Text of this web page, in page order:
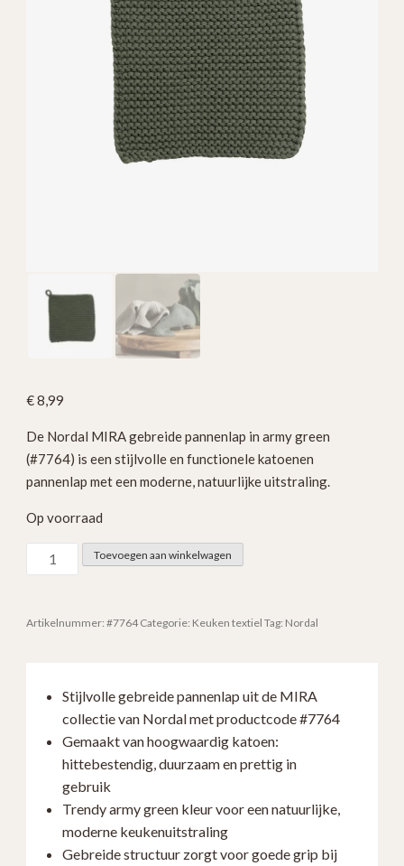
€8,99
De Nordal MIRA gebreide pannenlap in army green
(#7764) is een stijlvolle en functionele katoenen
pannenlap met een moderne, natuurlijke uitstraling.
Op voorraad
Nordal
MIRA
Pannenlap
Katoen
Scandinavisch
aantal
Toevoegen aan winkelwagen
Artikelnummer:#7764Categorie: Keuken textiel Tag: Nordal
Stijlvolle gebreide pannenlap uit de MIRA
collectie van Nordal met productcode #7764
Gemaakt van hoogwaardig katoen:
hittebestendig, duurzaam en prettig in
gebruik
Trendy army green kleur voor een natuurlijke,
moderne keukenuitstraling
Gebreide structuur zorgt voor goede grip bij